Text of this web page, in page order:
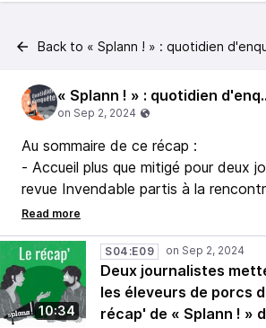
Back to « Splann ! » : quotidien
« Splann
Au sommaire de ce récap :
- Accueil plus que mitigé pour deux
revue Invendable partis à la
porcins hors-sol du Nord-Finistère
interrogersur leur rapport aux
- Une étude sur la presse agricole en
les professionnels, le
profession : la presse agricole sous
10:34
S04:E09
Deux journalistes
les éleveurs de porcs
récap' de « Splann ! »